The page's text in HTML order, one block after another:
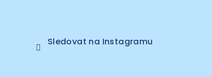
Sledovat na Instagramu